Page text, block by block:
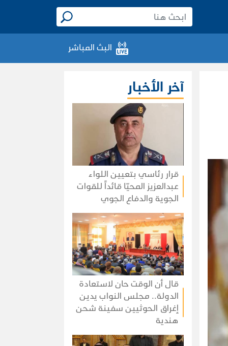
البث المباشر
آخر الأخبار
قرار رئاسي بتعيين اللواء
عبدالعزيز المحيّا قائداً للقوات
الجوية والدفاع الجوي
قال أن الوقت حان لاستعادة
الدولة.. مجلس النواب يدين
إغراق الحوثيين سفينة شحن
هندية